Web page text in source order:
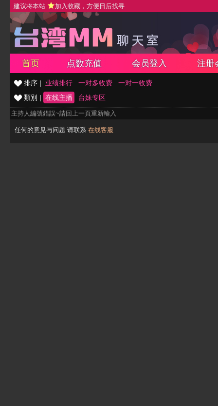
建议将本站 加入收藏 ，方便日后找寻
首页 点数充值 会员登入 注册
排序 | 业绩排行 一对多收费
一对一收费
類別 | 在线主播 台妹专区
主持人編號錯誤~請回上一頁重新輸入
任何的意见与问题 请联系 在线客服